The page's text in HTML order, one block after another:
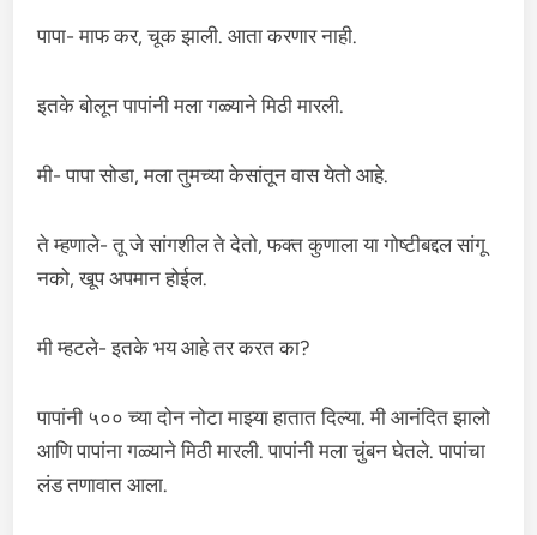
पापा- माफ कर, चूक झाली. आता करणार नाही.
इतके बोलून पापांनी मला गळ्याने मिठी मारली.
मी- पापा सोडा, मला तुमच्या केसांतून वास येतो आहे.
ते म्हणाले- तू जे सांगशील ते देतो, फक्त कुणाला या गोष्टीबद्दल सांगू
नको, खूप अपमान होईल.
मी म्हटले- इतके भय आहे तर करत का?
पापांनी ५०० च्या दोन नोटा माझ्या हातात दिल्या. मी आनंदित झालो
आणि पापांना गळ्याने मिठी मारली. पापांनी मला चुंबन घेतले. पापांचा
लंड तणावात आला.